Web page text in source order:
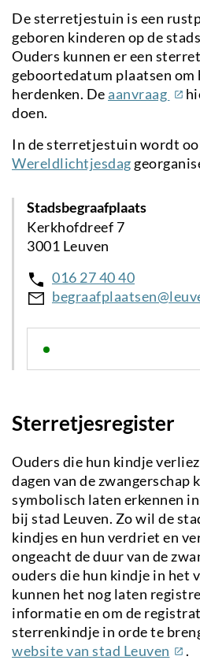
De sterretjestuin is een
geboren kinderen op de
Ouders kunnen er een
geboortedatum plaatsen om
herdenken. De aanvraag
doen.
In de sterretjestuin wordt
Wereldlichtjesdag
Stadsbegraafplaats
Kerkhofdreef 7
3001 Leuven
016 27 40 40
Sterretjesregister
Ouders die hun kindje
dagen van de zwangerschap
symbolisch laten erkennen
bij stad Leuven. Zo wil de
kindjes en hun verdriet en
ongeacht de duur van de
ouders die hun kindje in het
kunnen het nog laten
informatie en om de
sterrenkindje in orde te
website van stad Leuven
.